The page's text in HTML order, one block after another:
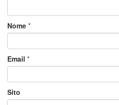
Nome *
Email *
Sito